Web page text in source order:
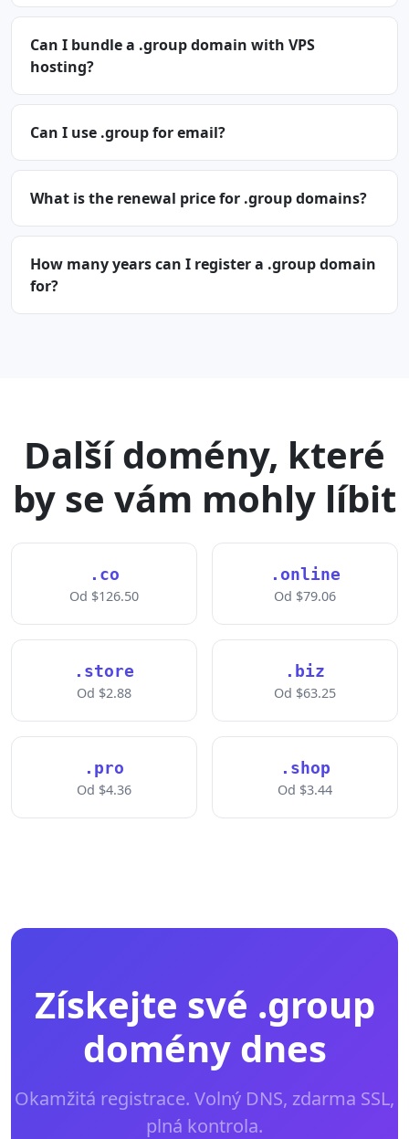
Can I bundle a .group domain with VPS
hosting?
Can I use .group for email?
What is the renewal price for .group domains?
How many years can I register a .group domain
for?
Další domény, které
by se vám mohly líbit
.co
Od $126.50
.online
Od $79.06
.store
Od $2.88
.biz
Od $63.25
.pro
Od $4.36
.shop
Od $3.44
Získejte své .group
domény dnes
Okamžitá registrace. Volný DNS, zdarma SSL,
plná kontrola.